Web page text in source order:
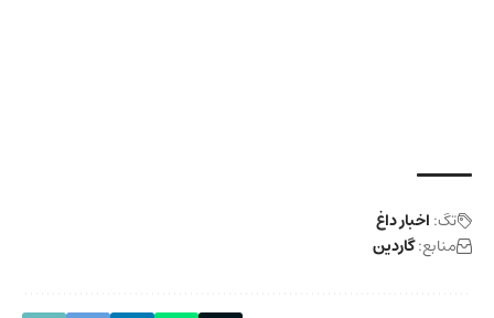
تگ: اخبار داغ
منابع:گاردین